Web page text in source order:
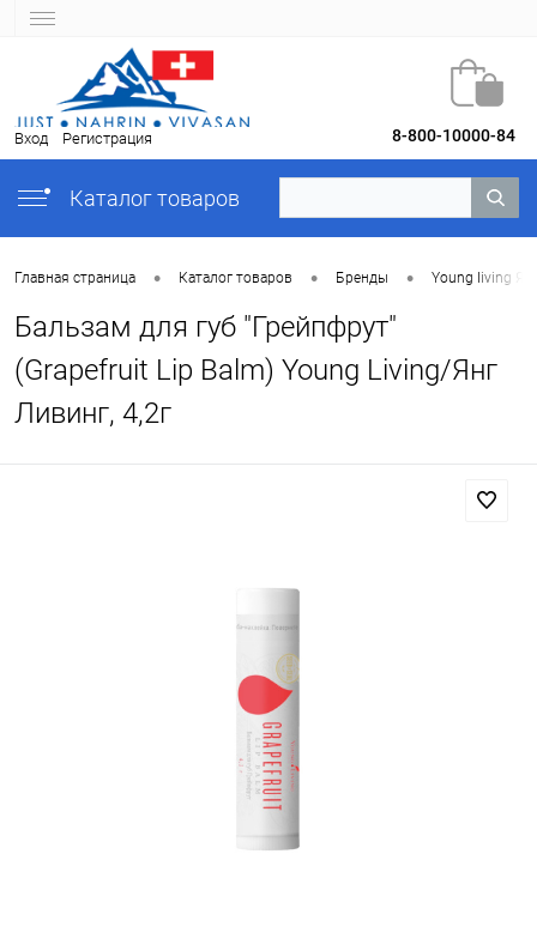
Вход Регистрация 8-800-10000-84
Каталог товаров
Главная страница • Каталог товаров • Бренды • Young Iiving
Бальзам для губ "Грейпфрут"
(Grapefruit Lip Balm) Young Living/Янг
Ливинг, 4,2г